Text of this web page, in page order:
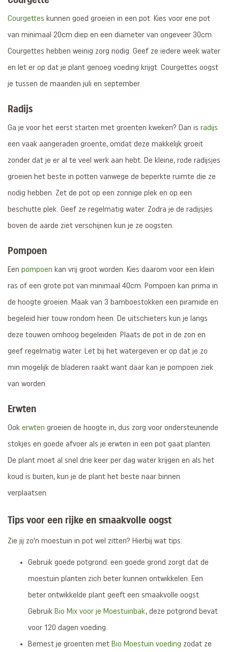
Courgettes kunnen goed groeien in een pot. Kies voor ene pot
van minimaal 20cm diep en een diameter van ongeveer 30cm.
Courgettes hebben weinig zorg nodig. Geef ze iedere week water
en let er op dat je plant genoeg voeding krijgt. Courgettes oogst
je tussen de maanden juli en september.
Radijs
Ga je voor het eerst starten met groenten kweken? Dan is radijs
een vaak aangeraden groente, omdat deze makkelijk groeit
zonder dat je er al te veel werk aan hebt. De kleine, rode radijsjes
groeien het beste in potten vanwege de beperkte ruimte die ze
nodig hebben. Zet de pot op een zonnige plek en op een
beschutte plek. Geef ze regelmatig water. Zodra je de radijsjes
boven de aarde ziet verschijnen kun je ze oogsten.
Pompoen
Een pompoen kan vrij groot worden. Kies daarom voor een klein
ras of een grote pot van minimaal 40cm. Pompoen kan prima in
de hoogte groeien. Maak van 3 bamboestokken een piramide en
begeleid hier touw rondom heen. De uitschieters kun je langs
deze touwen omhoog begeleiden. Plaats de pot in de zon en
geef regelmatig water. Let bij het watergeven er op dat je zo
min mogelijk de bladeren raakt want daar kan je pompoen ziek
van worden.
Erwten
Ook erwten groeien de hoogte in, dus zorg voor ondersteunende
stokjes en goede afvoer als je erwten in een pot gaat planten.
De plant moet al snel drie keer per dag water krijgen en als het
koud is buiten, kun je de plant het beste naar binnen
verplaatsen.
Tips voor een rijke en smaakvolle oogst
Zie jij zo'n moestuin in pot wel zitten? Hierbij wat tips:
Gebruik goede potgrond: een goede grond zorgt dat de
moestuin planten zich beter kunnen ontwikkelen. Een
beter ontwikkelde plant geeft een smaakvolle oogst.
Gebruik Bio Mix voor je Moestuinbak, deze potgrond bevat
voor 120 dagen voeding.
Bemest je groenten met Bio Moestuin voeding zodat ze